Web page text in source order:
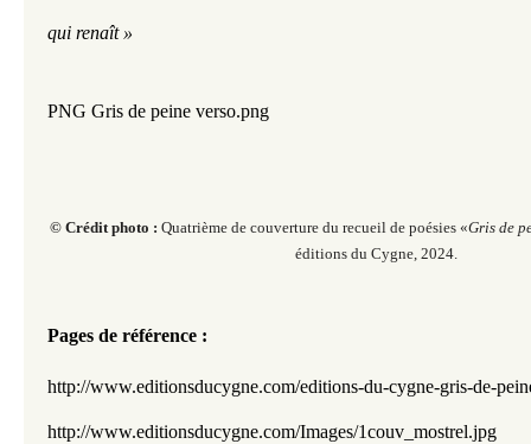
qui renaît »
PNG Gris de peine verso.png
© Crédit photo : Quatrième de couverture du recueil de poésies «Gris de
éditions du Cygne, 2024.
Pages de référence :
http://www.editionsducygne.com/editions-du-cygne-
http://www.editionsducygne.com/Images/1couv_mostrel.jpg